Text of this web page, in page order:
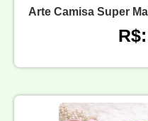
Arte Camisa Super